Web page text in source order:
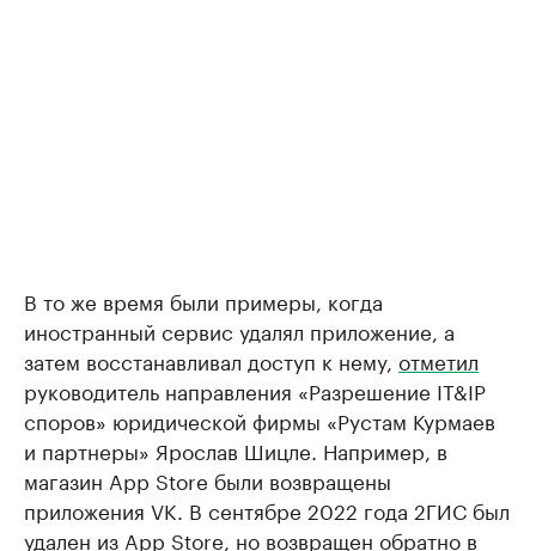
В то же время были примеры, когда
иностранный сервис удалял приложение, а
затем восстанавливал доступ к нему, отметил
руководитель направления «Разрешение IT&IP
споров» юридической фирмы «Рустам Курмаев
и партнеры» Ярослав Шицле. Например, в
магазин App Store были возвращены
приложения VK. В сентябре 2022 года 2ГИС был
удален из App Store, но возвращен обратно в